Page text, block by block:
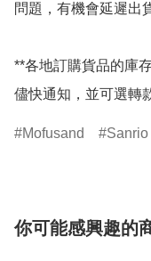
問題，有機會延遲出
**各地訂購貨品的庫
儘快通知，並可選轉
Mofusand Sanrio
你可能感興趣的